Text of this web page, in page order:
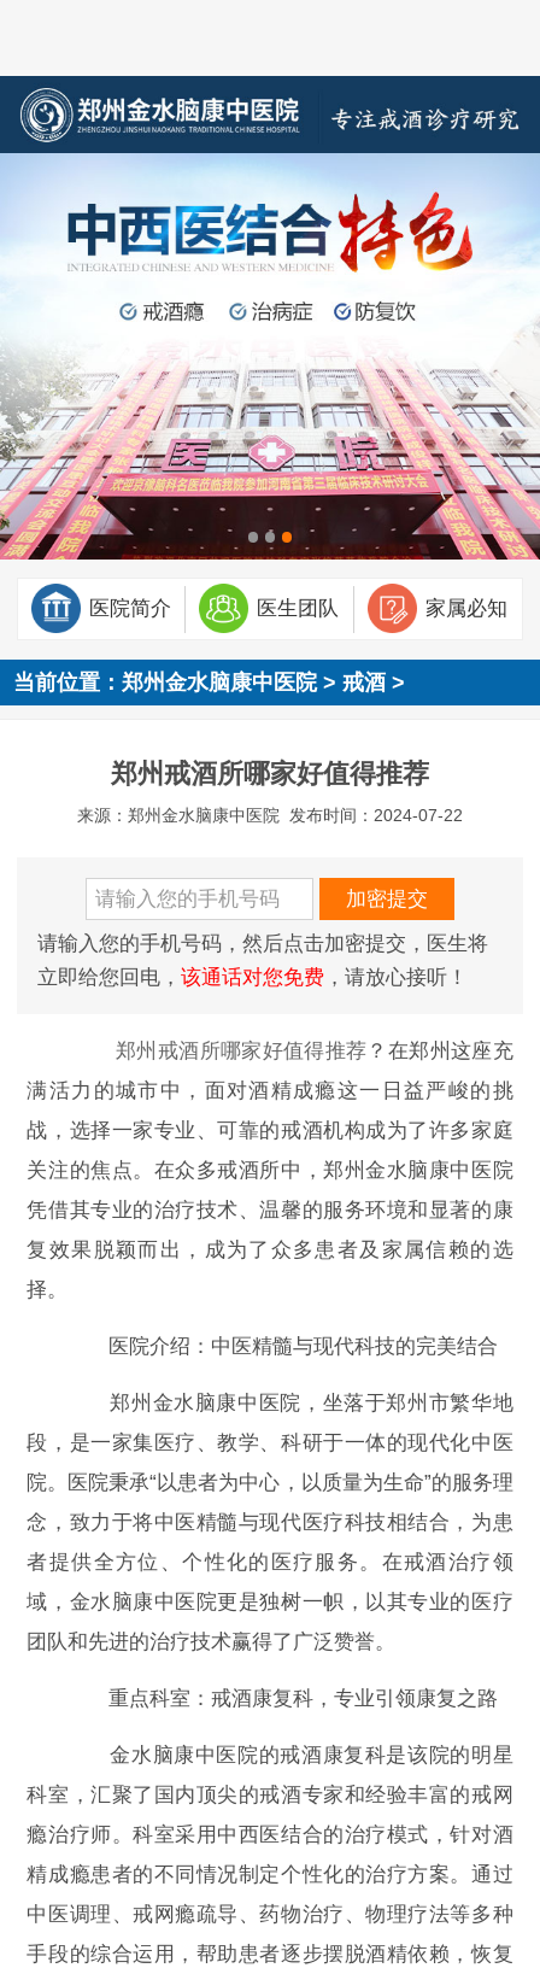
医院简介 医生团队 家属必知
当前位置：郑州金水脑康中医院>戒酒 >
郑州戒酒所哪家好值得推荐
来源：郑州金水脑康中医院 发布时间：2024-07-22
请输入您的手机号码，然后点击加密提交，医生将
立即给您回电， 该通话对您免费，请放心接听！
郑州戒酒所哪家好值得推荐 ？在郑州这座充
满活力的城市中，面对酒精成瘾这一日益严峻的挑
战，选择一家专业、可靠的戒酒机构成为了许多家庭
关注的焦点。在众多戒酒所中，郑州金水脑康中医院
凭借其专业的治疗技术、温馨的服务环境和显著的康
复效果脱颖而出，成为了众多患者及家属信赖的选
择。
医院介绍：中医精髓与现代科技的完美结合
郑州金水脑康中医院，坐落于郑州市繁华地
段，是一家集医疗、教学、科研于一体的现代化中医
院。医院秉承“以患者为中心，以质量为生命”的服务理
念，致力于将中医精髓与现代医疗科技相结合，为患
者提供全方位、个性化的医疗服务。在戒酒治疗领
域，金水脑康中医院更是独树一帜，以其专业的医疗
团队和先进的治疗技术赢得了广泛赞誉。
重点科室：戒酒康复科，专业引领康复之路
金水脑康中医院的戒酒康复科是该院的明星
科室，汇聚了国内顶尖的戒酒专家和经验丰富的戒网
瘾治疗师。科室采用中西医结合的治疗模式，针对酒
精成瘾患者的不同情况制定个性化的治疗方案。通过
中医调理、戒网瘾疏导、药物治疗、物理疗法等多种
手段的综合运用，帮助患者逐步摆脱酒精依赖，恢复